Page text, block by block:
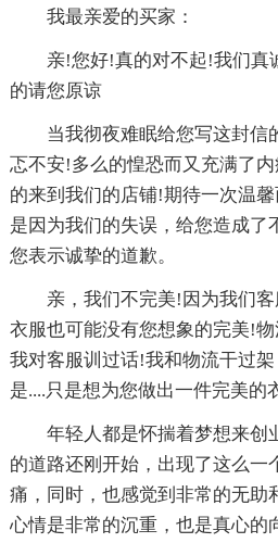
我最亲爱的买家：
亲!您好!真的对不起!我们真
的请您原谅
当我彻夜难眠给您写这封信
忑不安!多么的惶恐而又充满了
的来到我们的店铺!期待一次温
是因为我们的失误，给您造成了
您表示诚挚的道歉。
亲，我们不完美!因为我们
衣服也可能没有您想象的完美!
我对客服训过话!我和物流干过
是....只是想为您做出一件完美的
年轻人都是怀揣着梦想来创
的道路还刚开始，出现了这么一
痛，同时，也感觉到非常的无助
心情是非常的沉重，也是真心的